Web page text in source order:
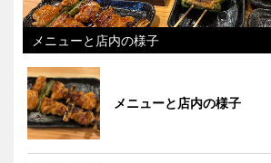
メニューと店内の様子
メニューと店内の様子